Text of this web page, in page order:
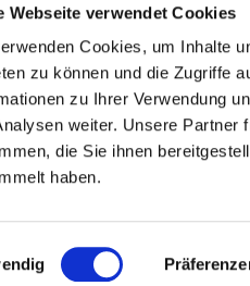
Webseite verwendet Cookies
Cookies, um Inhalte
zu können und die Zugriffe
zu Ihrer Verwendung
weiter. Unsere Partner
die Sie ihnen
haben.